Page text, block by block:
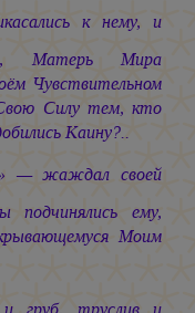
к нему, и
Матерь Мира
Чувствительном
Силу тем, кто
Каину?..
— жаждал своей
подчинялись ему,
Моим